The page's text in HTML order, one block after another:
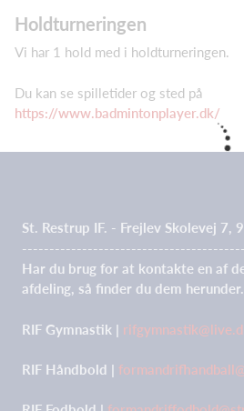
Holdturneringen
Vi har 1 hold med i holdturneringen.
Du kan se spilletider og sted på
https://www.badmintonplayer.dk/
St. Restrup IF. - Frejlev Skolevej 7,
Har du brug for at kontakte en af
afdeling, så finder du dem herunder.
RIF Gymnastik |
RIF Håndbold |